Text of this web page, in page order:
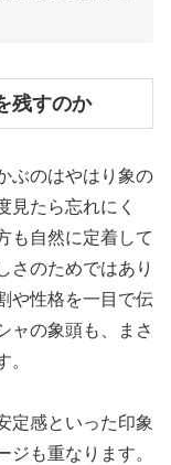
残すのか
ぶのはやはり象の
見たら忘れにく
も自然に定着して
さのためではあり
や性格を一目で伝
ャの象頭も、まさ
。
定感といった印象
も重なります。